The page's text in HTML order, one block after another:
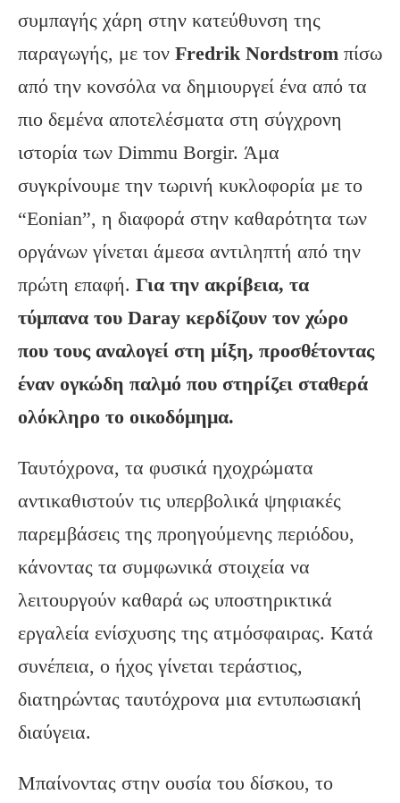
συμπαγής χάρη στην κατεύθυνση της
παραγωγής, με τον FredrikNordstrom πίσω
από την κονσόλα να δημιουργεί ένα από τα
πιο δεμένα αποτελέσματα στη σύγχρονη
ιστορία των Dimmu Borgir. Άμα
συγκρίνουμε την τωρινή κυκλοφορία με το
“Eonian”, η διαφορά στην καθαρότητα των
οργάνων γίνεται άμεσα αντιληπτή από την
πρώτη επαφή. Για την ακρίβεια, τα
τύμπανα του Daray κερδίζουν τον χώρο
που τους αναλογεί στη μίξη, προσθέτοντας
έναν ογκώδη παλμό που στηρίζει σταθερά
ολόκληρο το οικοδόμημα.
Ταυτόχρονα, τα φυσικά ηχοχρώματα
αντικαθιστούν τις υπερβολικά ψηφιακές
παρεμβάσεις της προηγούμενης περιόδου,
κάνοντας τα συμφωνικά στοιχεία να
λειτουργούν καθαρά ως υποστηρικτικά
εργαλεία ενίσχυσης της ατμόσφαιρας. Κατά
συνέπεια, ο ήχος γίνεται τεράστιος,
διατηρώντας ταυτόχρονα μια εντυπωσιακή
διαύγεια.
Μπαίνοντας στην ουσία του δίσκου, το